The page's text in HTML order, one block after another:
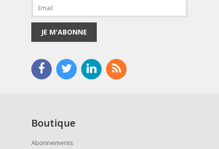
JE M'ABONNE
Boutique
Abonnements